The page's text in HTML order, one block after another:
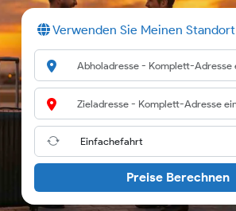
Verwenden Sie Meinen Standort
Preise Berechnen